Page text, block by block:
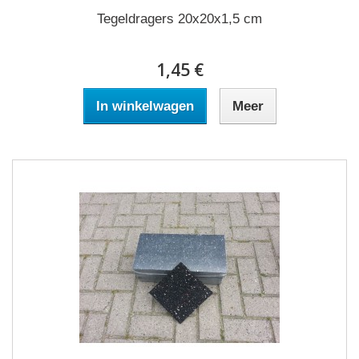
Tegeldragers 20x20x1,5 cm
1,45 €
In winkelwagen Meer